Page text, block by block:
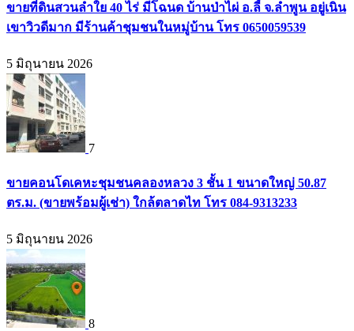
ขายที่ดินสวนลำใย 40 ไร่ มีโฉนด บ้านป่าไผ่ อ.ลี้ จ.ลำพูน อยู่เนิน
เขาวิวดีมาก มีร้านค้าชุมชนในหมู่บ้าน โทร 0650059539
5 มิถุนายน 2026
7
ขายคอนโดเคหะชุมชนคลองหลวง 3 ชั้น 1 ขนาดใหญ่ 50.87
ตร.ม. (ขายพร้อมผู้เช่า) ใกล้ตลาดไท โทร 084-9313233
5 มิถุนายน 2026
8